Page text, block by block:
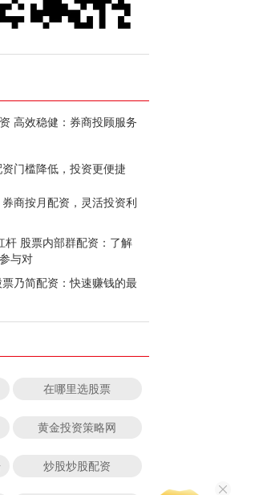
高效稳健：券商投顾服务
券商配资门槛降低，投资更便捷
商按月配资，灵活投资利
杆 股票内部群配资：了解
与对
乃简配资：快速赚钱的最
在哪里选股票
黄金投资策略网
炒股炒股配资